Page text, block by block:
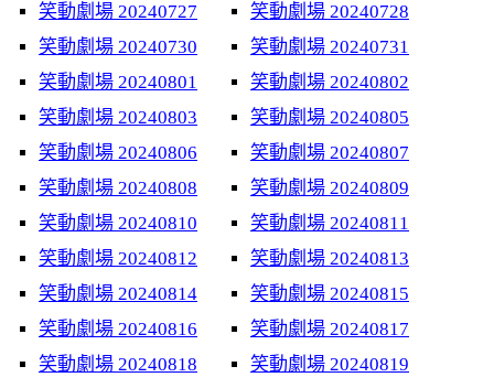
笑動劇場 20240727
笑動劇場 20240728
笑動劇場 20240730
笑動劇場 20240731
笑動劇場 20240801
笑動劇場 20240802
笑動劇場 20240803
笑動劇場 20240805
笑動劇場 20240806
笑動劇場 20240807
笑動劇場 20240808
笑動劇場 20240809
笑動劇場 20240810
笑動劇場 20240811
笑動劇場 20240812
笑動劇場 20240813
笑動劇場 20240814
笑動劇場 20240815
笑動劇場 20240816
笑動劇場 20240817
笑動劇場 20240818
笑動劇場 20240819